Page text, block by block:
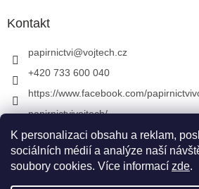
K personalizaci obsahu a reklam,
sociálních médií a analýze naší
soubory cookies. Více informací zde.
Kontakt
papirnictvi@vojtech.cz
+420 733 600 040
https://www.facebook.com/
papirnictvivojtech/
+420 733 600 040